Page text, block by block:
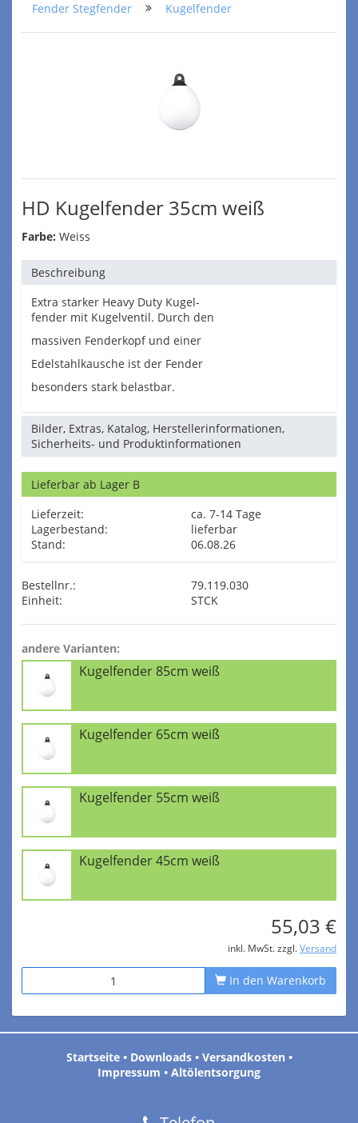
Fender Stegfender Kugelfender
HD Kugelfender 35cm weiß
Farbe: Weiss
Beschreibung
Extra starker Heavy Duty Kugel-
fender mit Kugelventil. Durch den
massiven Fenderkopf und einer
Edelstahlkausche ist der Fender
besonders stark belastbar.
Bilder, Extras, Katalog, Herstellerinformationen,
Sicherheits- und Produktinformationen
Lieferbar ab Lager B
Lieferzeit:
ca. 7-14 Tage
Lagerbestand:
lieferbar
Stand:
06.08.26
Bestellnr.:
79.119.030
Einheit:
STCK
andere Varianten:
Kugelfender 85cm weiß
Kugelfender 65cm weiß
Kugelfender 55cm weiß
Kugelfender 45cm weiß
55,03 €
inkl. MwSt. zzgl. Versand
In den Warenkorb
Startseite• Downloads• Versandkosten•
Impressum • Altölentsorgung